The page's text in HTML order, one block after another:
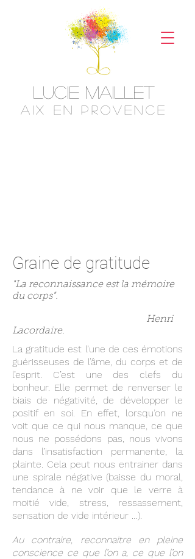
Lucie Maillet
aix en provence
Graine de gratitude
"La reconnaissance est la mémoire
du corps".
Henri
Lacordaire.
La gratitude est l’une de ces émotions
guérisseuses de l’âme, du corps et de
l’esprit. C’est une des clefs du
bonheur. Elle permet de renverser le
biais de négativité, de développer le
positif en soi. En effet, lorsqu’on ne
voit que ce qui nous manque, ce que
nous ne possédons pas, nous vivons
dans l’insatisfaction permanente, la
plainte. Cela peut nous entrainer dans
une spirale négative (baisse du moral,
tendance à ne voir que le verre à
moitié vide, stress, ressassement,
sensation de vide intérieur …).
Au contraire, reconnaitre en pleine
conscience ce que l’on a, ce que l’on